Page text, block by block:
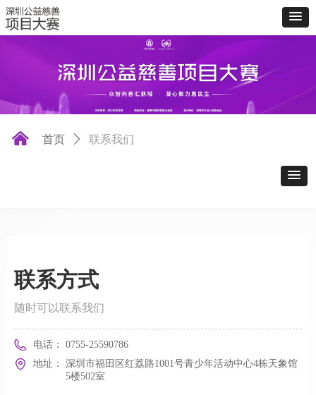
联系方式
随时可以联系我们
电话：
0755-25590786
地址：
深圳市福田区红荔路1001号青少年活动中心4栋天象馆
5楼502室
낀 首页 ꄲ 联系我们